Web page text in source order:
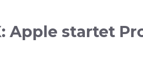
Apple startet